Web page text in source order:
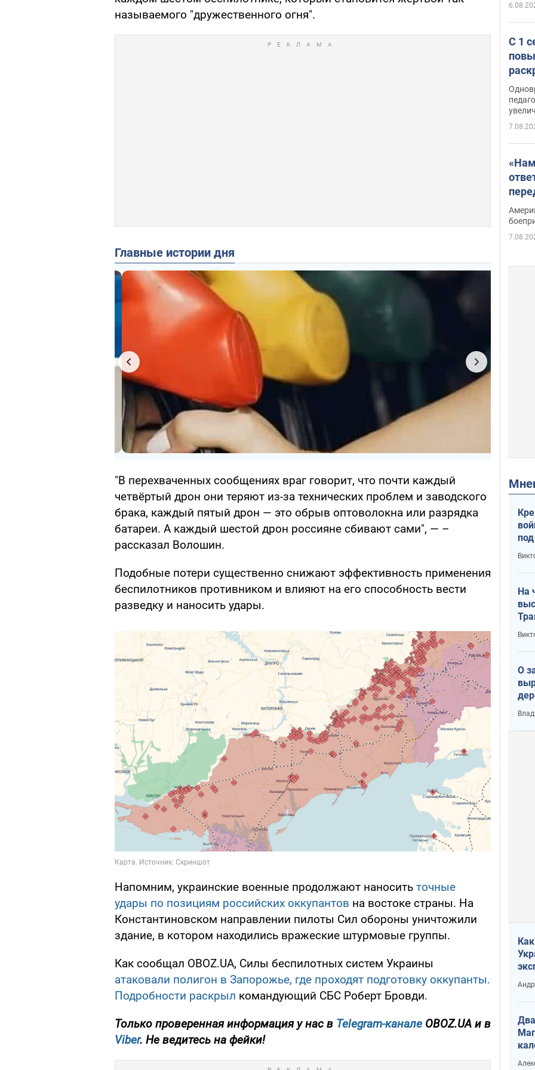
называемого "дружественного огня".
Главные истории дня
"В перехваченных сообщениях враг говорит, что почти каждый
четвёртый дрон они теряют из-за технических проблем и заводского
брака, каждый пятый дрон — это обрыв оптоволокна или разрядка
батареи. А каждый шестой дрон россияне сбивают сами", — –
рассказал Волошин.
Подобные потери существенно снижают эффективность применения
беспилотников противником и влияют на его способность вести
разведку и наносить удары.
Напомним, украинские военные продолжают наносить точные
удары по позициям российских оккупантов на востоке страны. На
Константиновском направлении пилоты Сил обороны уничтожили
здание, в котором находились вражеские штурмовые группы.
Как сообщал OBOZ.UA, Силы беспилотных систем Украины
атаковали полигон в Запорожье, где проходят подготовку оккупанты.
Подробности раскрыл командующий СБС Роберт Бровди.
Только проверенная информация у нас в Telegram-канале OBOZ.UA и в
Viber. Не ведитесь на фейки!
С 1
На
О